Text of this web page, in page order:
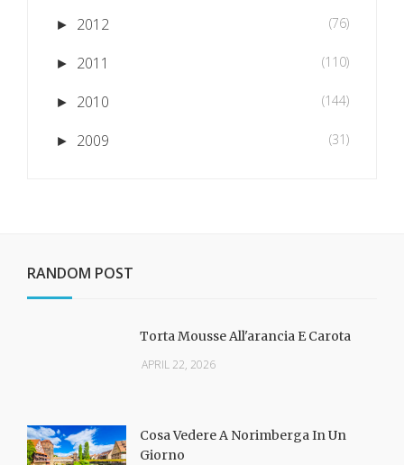
► 2012 (76)
► 2011 (110)
► 2010 (144)
► 2009 (31)
RANDOM POST
Torta Mousse All'arancia E Carota
APRIL 22, 2026
Cosa Vedere A Norimberga In Un
Giorno